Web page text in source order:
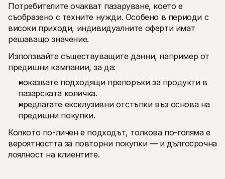
Потребителите очакват пазаруване, което е
съобразено с техните нужди. Особено в периоди с
високи приходи, индивидуалните оферти имат
решаващо значение.
Използвайте съществуващите данни, например от
предишни кампании, за да:
показвате подходящи препоръки за продукти в
пазарската количка.
предлагате ексклузивни отстъпки въз основа на
предишни покупки.
Колкото по-личен е подходът, толкова по-голяма е
вероятността за повторни покупки — и дългосрочна
лоялност на клиентите.